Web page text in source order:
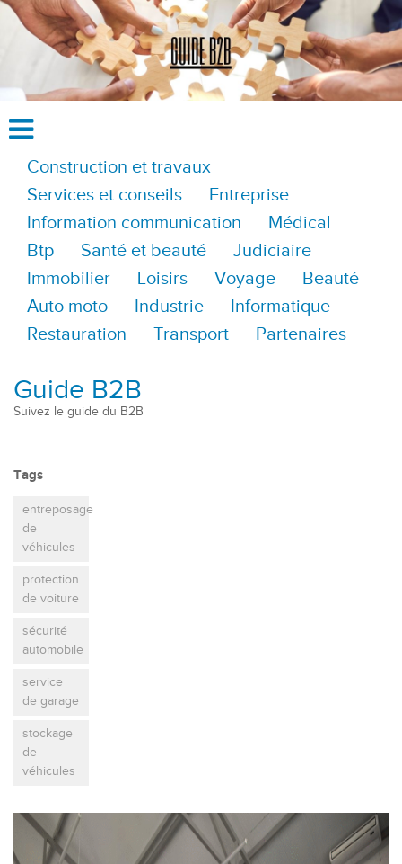
Construction et travaux
Services et conseils
Entreprise
Information communication
Médical
Btp
Santé et beauté
Judiciaire
Immobilier
Loisirs Voyage
Beauté
Auto moto
Industrie
Informatique
Restauration
Transport Partenaires
Guide B2B
Suivez le guide du B2B
Tags
entreposage
de
véhicules
protection
de voiture
sécurité
automobile
service
de garage
stockage
de
véhicules